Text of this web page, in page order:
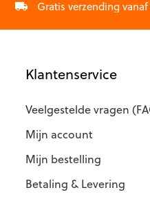
Gratis verzending
Klantenservice
Veelgestelde vragen
Mijn account
Mijn bestelling
Betaling & Levering